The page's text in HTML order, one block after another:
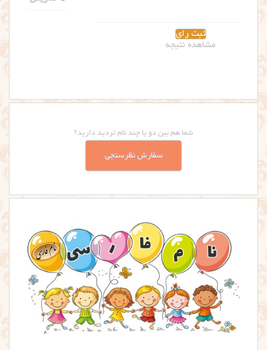
شما هم بین دو یا چند نام تردید دارید؟
سفارش نظرسنجی